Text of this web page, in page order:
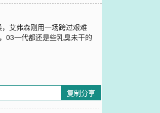
艾弗森刚用一场跨过艰难
03一代都还是些乳臭未干的
复制分享